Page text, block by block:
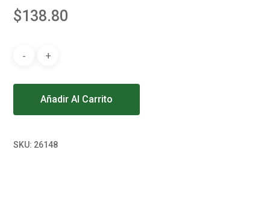
$138.80
Añadir Al Carrito
SKU: 26148